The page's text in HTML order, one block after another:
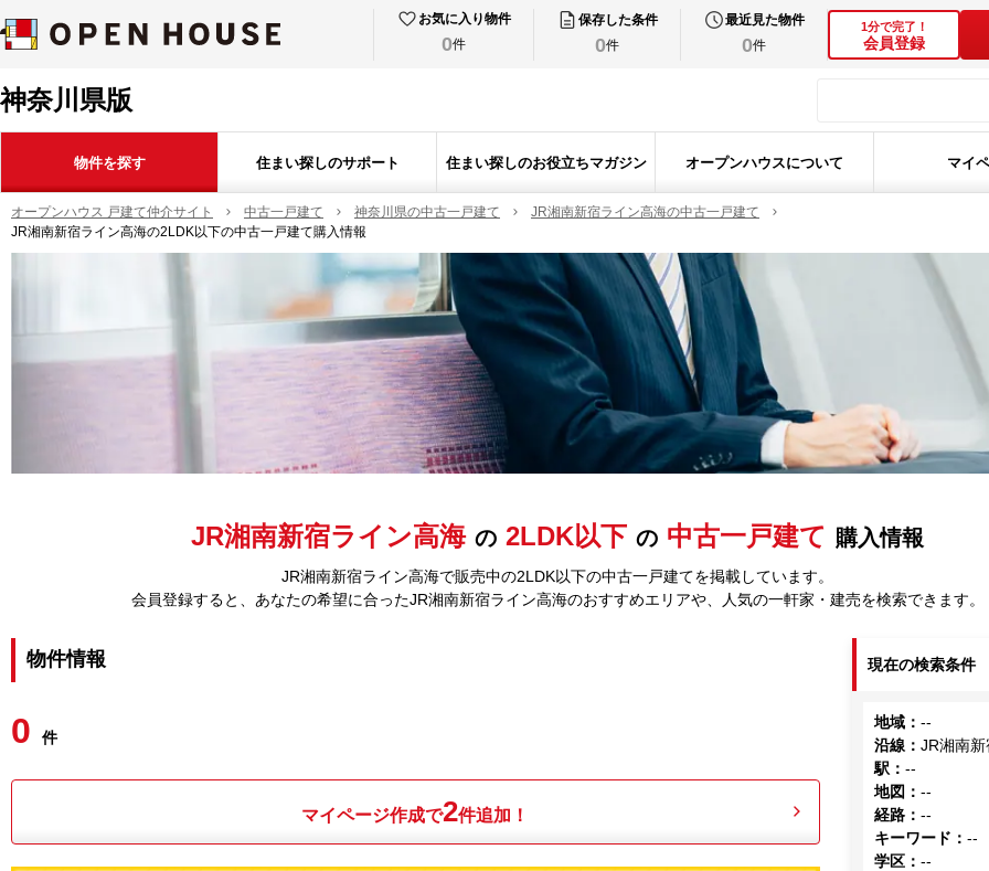
お気に入り物件
0件
保存した条件
0件
最近見た物件
0件
1分で完了！
会員登録
神奈川県版
物件を探す 住まい探しのサポート 住まい探しのお役立ちマガジン オープンハウスについて マイ
オープンハウス 戸建て仲介サイト 中古一戸建て 神奈川県の中古一戸建て
JR湘南新宿ライン高海の中古一戸建て
JR湘南新宿ライン高海の2LDK以下の中古一戸建て購入情報
JR湘南新宿ライン高海 の 2LDK以下 の 中古一戸建て 購入情報
JR湘南新宿ライン高海で販売中の2LDK以下の中古一戸建てを掲載しています。
会員登録すると、あなたの希望に合ったJR湘南新宿ライン高海のおすすめエリアや、人気の一軒家・建売を検索できます。
物件情報
0 件
マイページ作成で2件追加！
現在の検索条件
地域 ：--
沿線 ：JR湘南
駅 ：--
地図 ：--
経路 ：--
キーワード ：--
学区 ：--